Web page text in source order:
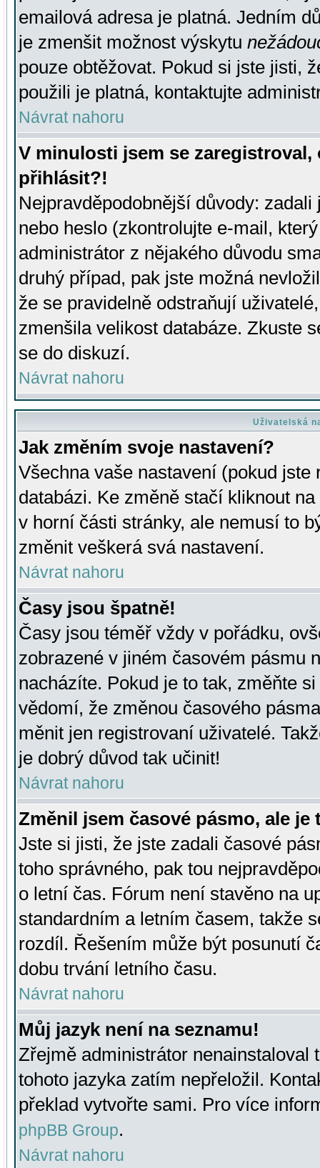
emailová adresa je platná. Jedním
je zmenšit možnost výskytu
pouze obtěžovat. Pokud si jste jisti,
použili je platná, kontaktujte
Návrat nahoru
V minulosti jsem se
přihlásit?!
Nejpravděpodobnější důvody:
nebo heslo (zkontrolujte e-mail,
administrátor z nějakého důvodu
druhý případ, pak jste možná
že se pravidelně odstraňují
zmenšila velikost databáze. Zkuste
se do diskuzí.
Návrat nahoru
Uživatelská
Jak změním svoje nastavení?
Všechna vaše nastavení (pokud
databázi. Ke změně stačí kliknout
v horní části stránky, ale nemusí to
změnit veškerá svá nastavení.
Návrat nahoru
Časy jsou špatně!
Časy jsou téměř vždy v pořádku,
zobrazené v jiném časovém pásmu
nacházíte. Pokud je to tak, změňte
vědomí, že změnou časového
měnit jen registrovaní uživatelé.
je dobrý důvod tak učinit!
Návrat nahoru
Změnil jsem časové pásmo, ale je
Jste si jisti, že jste zadali časové
toho správného, pak tou
o letní čas. Fórum není stavěno na
standardním a letním časem, takže
rozdíl. Řešením může být posunutí
dobu trvání letního času.
Návrat nahoru
Můj jazyk není na seznamu!
Zřejmě administrátor nenainstaloval
tohoto jazyka zatím nepřeložil.
překlad vytvořte sami. Pro více
phpBB Group.
Návrat nahoru